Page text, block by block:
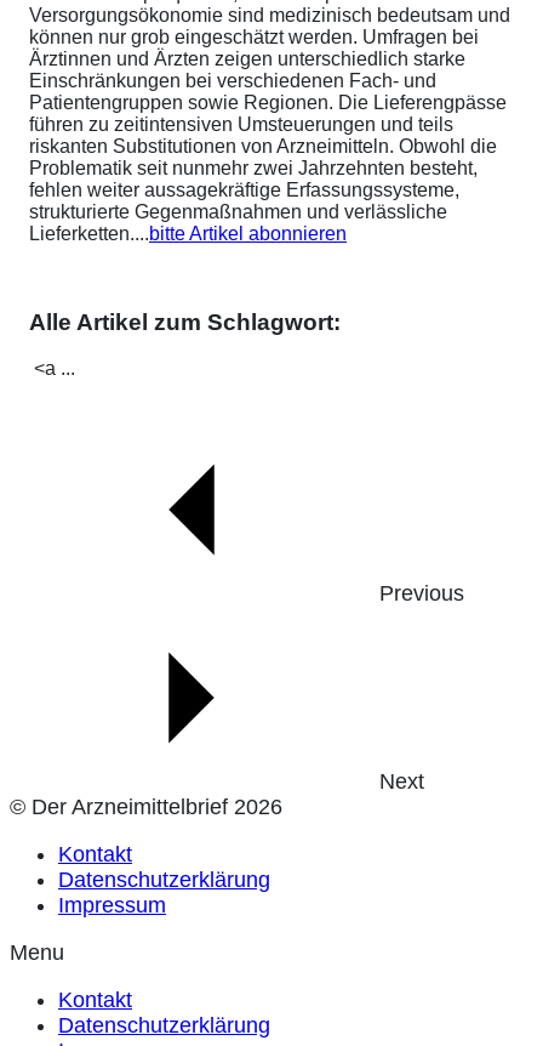
Versorgungsökonomie sind medizinisch bedeutsam und
können nur grob eingeschätzt werden. Umfragen bei
Ärztinnen und Ärzten zeigen unterschiedlich starke
Einschränkungen bei verschiedenen Fach- und
Patientengruppen sowie Regionen. Die Lieferengpässe
führen zu zeitintensiven Umsteuerungen und teils
riskanten Substitutionen von Arzneimitteln. Obwohl die
Problematik seit nunmehr zwei Jahrzehnten besteht,
fehlen weiter aussagekräftige Erfassungssysteme,
strukturierte Gegenmaßnahmen und verlässliche
Lieferketten....bitte Artikel abonnieren
Alle Artikel zum Schlagwort:
<a ...
Previous
Next
© Der Arzneimittelbrief 2026
Kontakt
Datenschutzerklärung
Impressum
Menu
Kontakt
Datenschutzerklärung